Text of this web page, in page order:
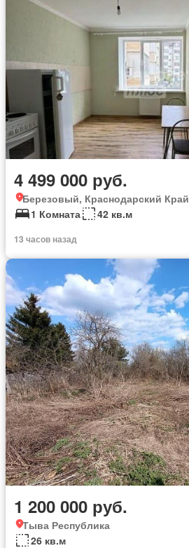
4 499 000 руб.
Березовый, Краснодарский Край
1 Комната
42 кв.м
13 часов назад
1 200 000 руб.
Тыва Республика
26 кв.м